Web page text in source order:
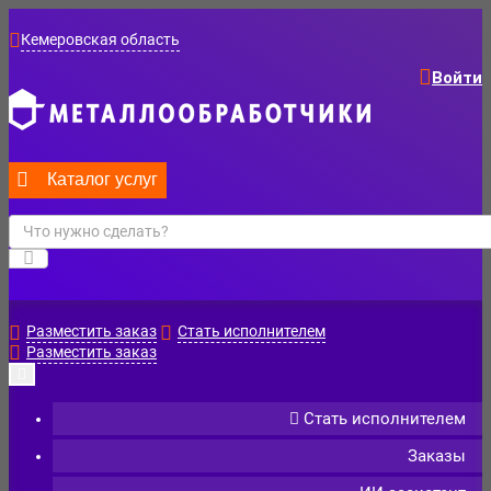
Кемеровская область
Войти
Каталог услуг
Разместить заказ
Стать исполнителем
Разместить заказ
Стать исполнителем
Заказы